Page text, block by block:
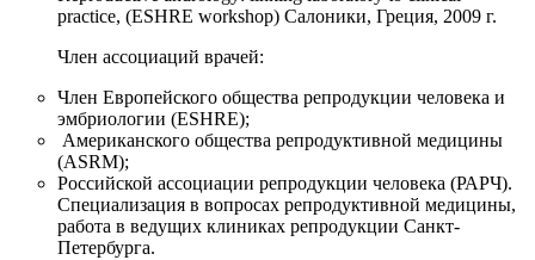
practice, (ESHRE workshop) Салоники, Греция, 2009 г.
Член ассоциаций врачей:
Член Европейского общества репродукции человека и
эмбриологии (ESHRE);
Американского общества репродуктивной медицины
(ASRM);
Российской ассоциации репродукции человека (РАРЧ).
Специализация в вопросах репродуктивной медицины,
работа в ведущих клиниках репродукции Санкт-
Петербурга.